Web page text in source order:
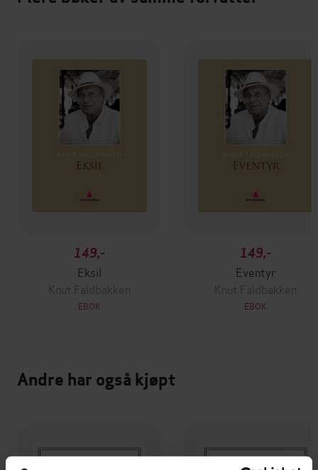
149,-
Eksil
Knut Faldbakken
EBOK
149,-
Eventyr
Knut Faldbakken
EBOK
Andre har også kjøpt